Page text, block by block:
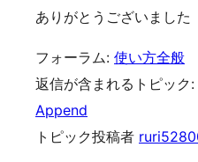
ありがとうございました
フォーラム: 使い方全般
返信が含まれるトピック:
Append
トピック投稿者